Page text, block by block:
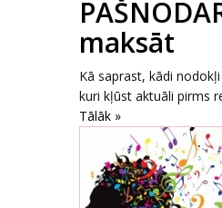
maksāt
Kā saprast, kādi
kuri kļūst aktuāli pirms
Tālāk »